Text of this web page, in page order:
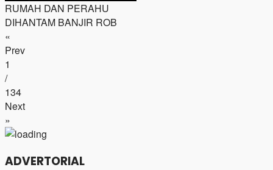
RUMAH DAN PERAHU
DIHANTAM BANJIR ROB
«
Prev
1
/
134
Next
»
ADVERTORIAL